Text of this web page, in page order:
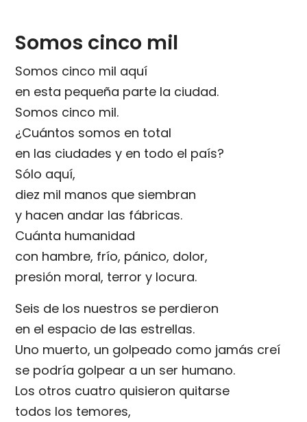
Somos cinco mil
Somos cinco mil aquí
en esta pequeña parte la ciudad.
Somos cinco mil.
¿Cuántos somos en total
en las ciudades y en todo el país?
Sólo aquí,
diez mil manos que siembran
y hacen andar las fábricas.
Cuánta humanidad
con hambre, frío, pánico, dolor,
presión moral, terror y locura.
Seis de los nuestros se perdieron
en el espacio de las estrellas.
Uno muerto, un golpeado como jamás creí
se podría golpear a un ser humano.
Los otros cuatro quisieron quitarse
todos los temores,